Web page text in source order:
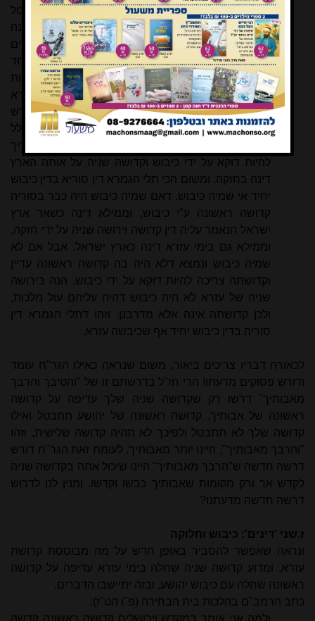
שכתב דירושה ראשונה היה ע"י כיבוש, בטל הכיבוש בטל
הקדושה, אבל ירושה שניה על ידי חזקה וחזקה אינה
בטילה. ועיין במפרשים שלא הביאו מקור ויסוד לדברים
אלו, ופשוט שמקורו מירושלמי זה, דנתחדש דין מיוחד
לקידוש וירושה שניה דא"צ לכיבוש, שהרי עול מלכות
עליהם ולא שייך כלל כיבוש, וכל זה נאמר בה בהקרא
דוהטיבך והרבך מאבותיך. ובאמת דבקרא זה אינו מפורש
על איזה זמן נתחדש הדין. וצריך לומר דאינו תלוי כלל
בזמן, אלא הדין הנאמר בזה הוא דקדושה ראשונה צריך
להיות דוקא על ידי כיבוש וקדושה שניה על אותה הארץ
דינה בחזקה. ומשום הכי תלי הגמרא דין סוריא בדין כיבוש
יחיד אי שמיה כיבוש, דאם שמיה כיבוש היה כבר בסוריה
קדושה ראשונה ע"י כיבוש, וממילא דינה
כשאר ארץ
ישראל הנאמר עליה דין קדושה וירושה שניה על ידי חזקה,
וממילא גם בימי עזרא דינה
כארץ ישראל. אבל אם לא
שמיה כיבוש ונמצא דלא היה בה קדושה ראשונה עדיין
וקדושתה צריכה להיות דוקא על ידי כיבוש, הנה בירושה
שניה של עזרא לא היה כיבוש דהיה עליהם עול מלכות,
ולכן קדושתה אינה אלא מדרבנן. וזהו דתלי הגמרא דין
סוריה בדין כיבוש יחיד אף שכיבשה עזרא.
לכאורה דבריו צריכים ביאור, משום שנראה כאילו הגר"ח עומד
ודורש פסוקים מדעתו! הרי חז"ל בדרשתם זו של "והטיבך והרבך
מאבותיך" דרשו רק שקדושה שניה שלך עדיפה על קדושה
ראשונה של אבותיך, קדושה ראשונה של יהושע תתבטל ואילו
קדושה שלך לא תתבטל ולפיכך לא תהיה קדושה שלישית, וזהו
"והרבך מאבותיך", היינו יותר מאבותיך. לעומת זאת הגר"ח דורש
דרשה חדשה ש"הרבך מאבותיך" היינו שיכול אתה בקדושה שניה
לקדש אך ורק מקומות שאבותיך כבשו וקדשו. ומנין לנו לדרוש
דרשה חדשה מדעתנו?
ז.שני 'דינים': כיבוש וחלוקה
ונראה שאפשר להסביר באופן חדש על מה מבוססת קדושת
עזרא, ומדוע קדושה שניה שחלה בימי עזרא עדיפה על קדושה
ראשונה שחלה עם כיבוש יהושע, ובזה יתיישבו הדברים.
כתב הרמב"ם בהלכות בית הבחירה (פ"ו הט"ז):
ולמה אני אומר במקדש וירושלים קדושה ראשונה קדשה